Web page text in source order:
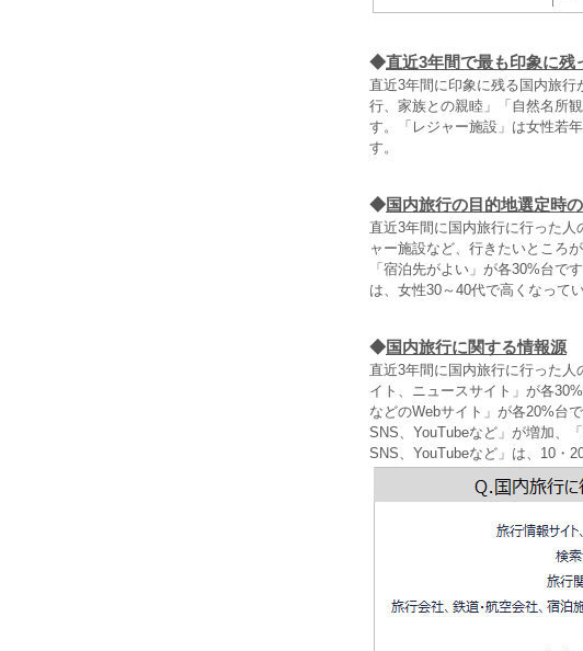
◆直近3年間で最も印象に残
直近3年間に印象に残る国内旅
行、家族との親睦」「自然名所
す。「レジャー施設」は女性若
す。
◆国内旅行の目的地選定時
直近3年間に国内旅行に行った
ャー施設など、行きたいところ
「宿泊先がよい」が各30%台で
は、女性30～40代で高くなってい
◆国内旅行に関する情報源
直近3年間に国内旅行に行った
イト、ニュースサイト」が各
などのWebサイト」が各20%台
SNS、YouTubeなど」が増加、
SNS、YouTubeなど」は、10・